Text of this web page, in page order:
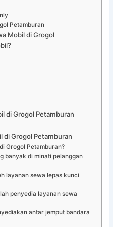
Petamburan
Mobil di Grogol
di Grogol Petamburan
di Grogol Petamburan
Grogol Petamburan?
banyak di minati pelanggan
layanan sewa lepas kunci
penyedia layanan sewa
antar jemput bandara